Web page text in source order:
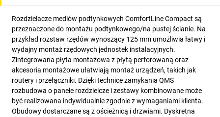
Rozdzielacze mediów podtynkowych ComfortLine Compact są
przeznaczone do montażu podtynkowego/na pustej ścianie. Na
przykład rozstaw rzędów wynoszący 125 mm umożliwia łatwy i
wydajny montaż rzędowych jednostek instalacyjnych.
Zintegrowana płyta montażowa z płytą perforowaną oraz
akcesoria montażowe ułatwiają montaż urządzeń, takich jak
routery i przełączniki. Dzięki technice zamykania QMS
rozbudowa o panele rozdzielcze i zestawy kombinowane może
być realizowana indywidualnie zgodnie z wymaganiami klienta.
Obudowy dostarczane są z ościeżnicą i drzwiami. Dyskretna